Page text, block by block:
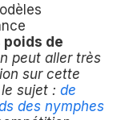
poids de
peut aller très
sur cette
sujet : de
des nymphes